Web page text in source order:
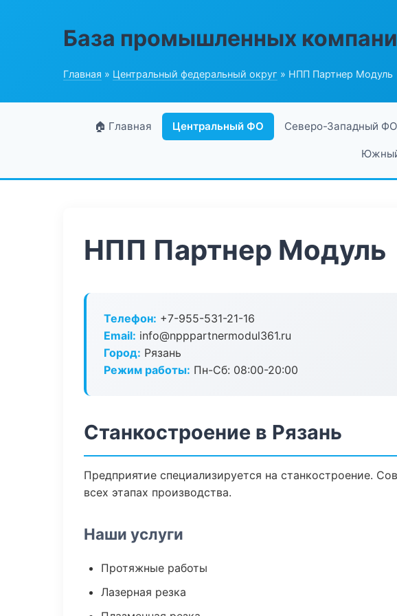
База промышленных
Главная » Центральный федеральный округ » НПП Партнер Модуль
🏠 Главная Центральный ФО Северо-Западный ФО
НПП Партнер Модуль
Телефон: +7-955-531-21-16
Email: info@npppartnermodul361.ru
Город: Рязань
Режим работы: Пн-Сб: 08:00-20:00
Станкостроение в Рязань
Предприятие специализируется на станкостроение.
всех этапах производства.
Наши услуги
Протяжные работы
Лазерная резка